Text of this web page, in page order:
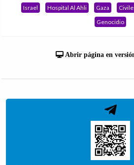
Israel Hospital Al Ahli Gaza
Genocidio
Abrir página en